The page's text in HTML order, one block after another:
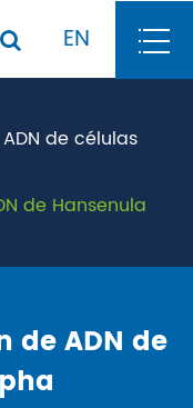
EN
de células
de Hansenula
ADN de